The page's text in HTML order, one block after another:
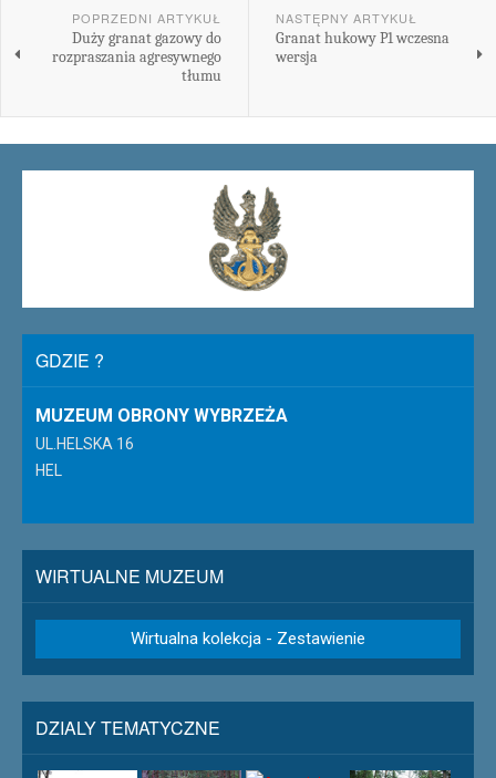
POPRZEDNI ARTYKUŁ
Duży granat gazowy do
rozpraszania agresywnego
tłumu
NASTĘPNY ARTYKUŁ
Granat hukowy P1 wczesna
wersja
GDZIE ?
MUZEUM OBRONY WYBRZEŻA
UL.HELSKA 16
HEL
WIRTUALNE MUZEUM
Wirtualna kolekcja - Zestawienie
DZIALY TEMATYCZNE